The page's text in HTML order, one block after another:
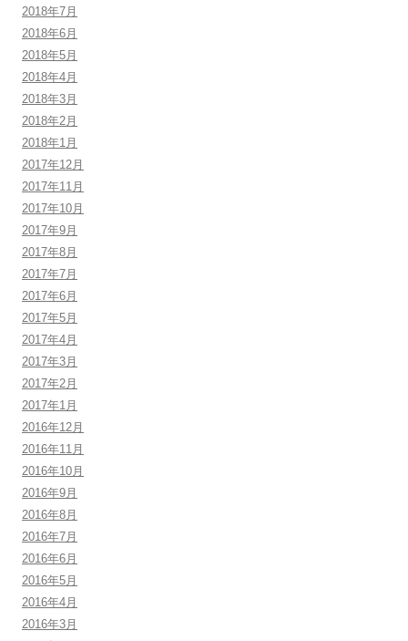
2018年7月
2018年6月
2018年5月
2018年4月
2018年3月
2018年2月
2018年1月
2017年12月
2017年11月
2017年10月
2017年9月
2017年8月
2017年7月
2017年6月
2017年5月
2017年4月
2017年3月
2017年2月
2017年1月
2016年12月
2016年11月
2016年10月
2016年9月
2016年8月
2016年7月
2016年6月
2016年5月
2016年4月
2016年3月